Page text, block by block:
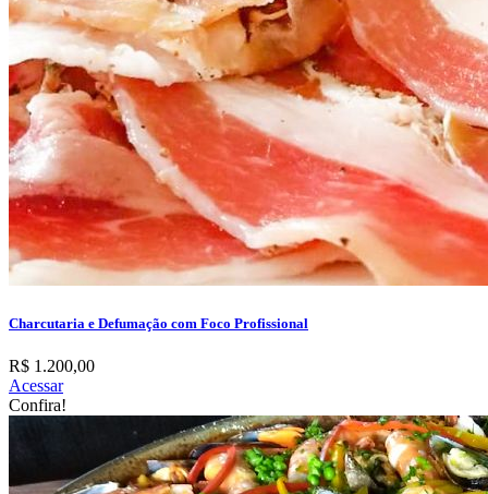
Charcutaria e Defumação com Foco Profissional
R$ 1.200,00
Acessar
Confira!